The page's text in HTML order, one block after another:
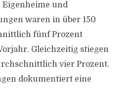
und
waren in über 150
fünf Prozent
Gleichzeitig stiegen
vier Prozent.
dokumentiert eine